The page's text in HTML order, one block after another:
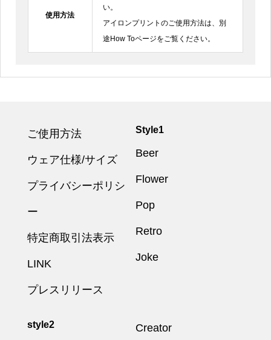
使用方法
い。
アイロンプリントのご使用方法は、別
途How Toページをご覧ください。
ご使用方法
ウェア仕様/サイズ
プライバシーポリシ
ー
特定商取引法表示
LINK
プレスリリース
Style1
Beer
Flower
Pop
Retro
Joke
style2 Creator